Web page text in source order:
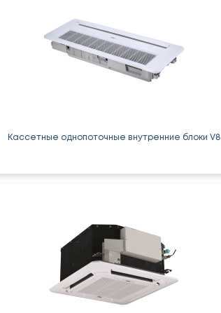
Кассетные однопоточные внутренние блоки V8